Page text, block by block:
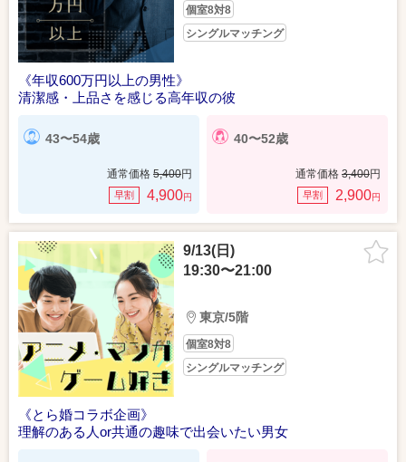
個室8対8
シングルマッチング
《年収600万円以上の男性》
清潔感・上品さを感じる高年収の彼
43〜54歳
通常価格 5,400円
早割 4,900円
40〜52歳
通常価格 3,400円
早割 2,900円
9/13(日)
19:30〜21:00
東京/5階
個室8対8
シングルマッチング
《とら婚コラボ企画》
理解のある人or共通の趣味で出会いたい男女